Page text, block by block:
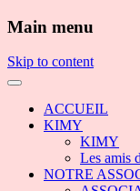
Main menu
Skip to content
ACCUEIL
KIMY
KIMY
Les amis
NOTRE